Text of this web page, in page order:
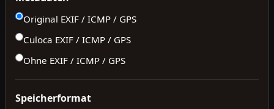
Original EXIF / ICMP / GPS
Culoca EXIF / ICMP / GPS
Ohne EXIF / ICMP / GPS
Speicherformat